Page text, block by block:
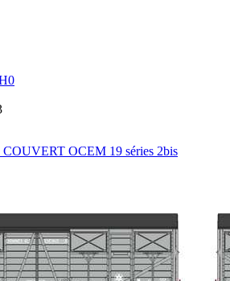
COUVERT OCEM 19 séries 2bis